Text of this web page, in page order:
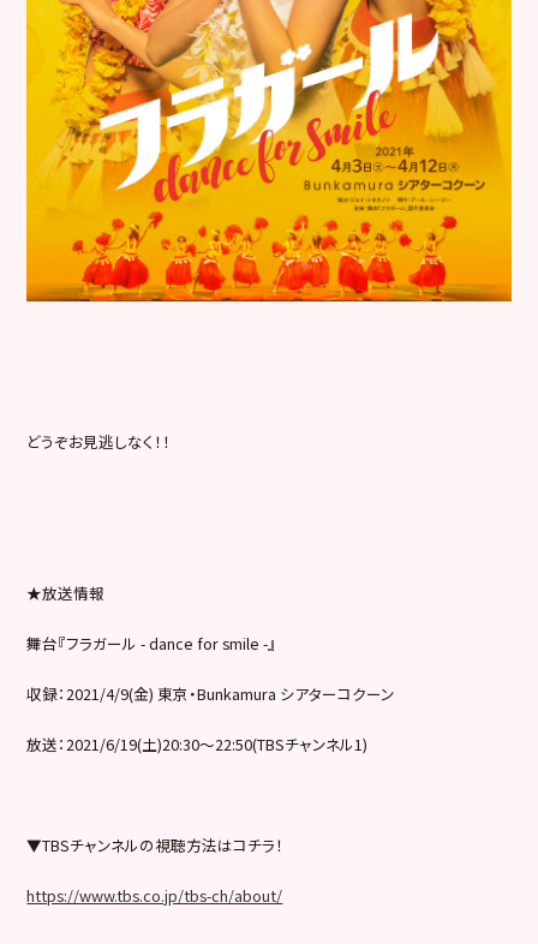
どうぞお見逃しなく！！
★放送情報
舞台『フラガール - dance for smile -』
収録：2021/4/9(金) 東京・Bunkamura シアターコクーン
放送：2021/6/19(土)20:30〜22:50(TBSチャンネル1)
▼TBSチャンネルの視聴方法はコチラ！
https://www.tbs.co.jp/tbs-ch/about/